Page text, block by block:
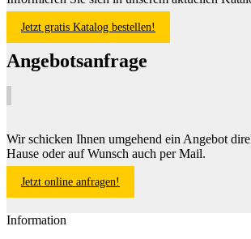
Jetzt gratis Katalog bestellen!
Angebotsanfrage
Wir schicken Ihnen umgehend ein Angebot
Hause oder auf Wunsch auch per Mail.
Jetzt online anfragen!
Information